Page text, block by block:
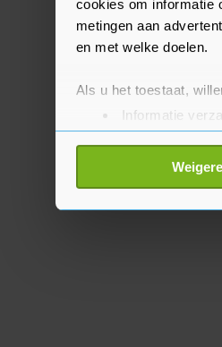
cookies om informatie
metingen aan
en met welke doelen.
Als u het toestaat,
Informatie
Uw apparaat
Lees meer over hoe
toestemming op elk